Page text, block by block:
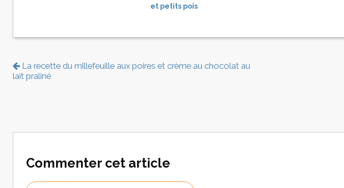
et petits pois
La recette du millefeuille aux poires et crème au chocolat au
lait praliné
Commenter cet article